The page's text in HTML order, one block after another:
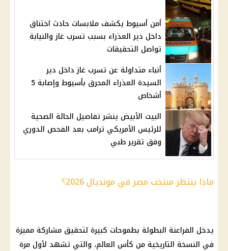
أمن أسيوط يكشف ملابسات حادث اختناق
داخل دير العذراء بسبب تسرب غاز والنيابة
تواصل التحقيقات
أنباء متداولة عن تسرب غاز داخل دير
السيدة العذراء المحرق بأسيوط وإصابة 5
أشخاص
البيت الأبيض ينشر تفاصيل الحالة الصحية
للرئيس الأمريكي ترامب بعد الفحص الدوري
وفق تقرير طبي
ماذا ينتظر منتخب مصر في مونديال 2026؟
يدخل الفراعنة البطولة بطموحات كبيرة لتحقيق مشاركة مميزة
في النسخة التاريخية من كأس العالم، والتي تشهد لأول مرة